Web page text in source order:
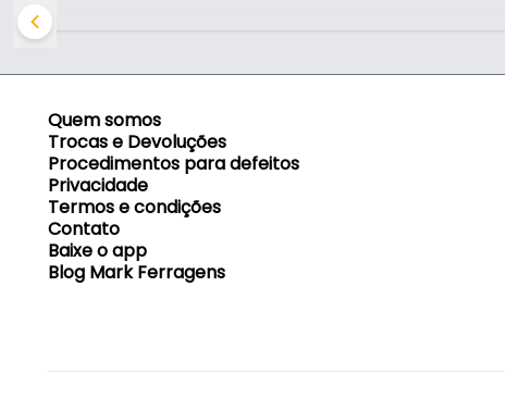
Quem somos
Trocas e Devoluções
Procedimentos para defeitos
Privacidade
Termos e condições
Contato
Baixe o app
Blog Mark Ferragens